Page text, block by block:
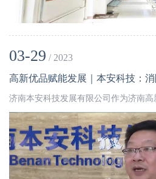
03-29 / 2023